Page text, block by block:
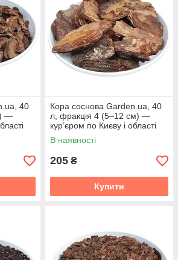
40
—
Кора соснова Garden.ua, 40
л, фракція 4 (5–12 см) —
кур’єром по Києву і області
В наявності
205 ₴
Купити